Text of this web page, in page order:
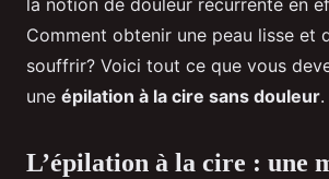
la notion de douleur récurrente en
Comment obtenir une peau lisse et
souffrir? Voici tout ce que vous
une épilation à la cire sans douleur.
L’épilation à la cire : une